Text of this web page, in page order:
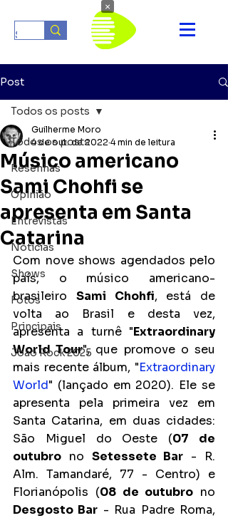
Post
Todos os posts
Resenhas
Opinião
Entrevistas
Notícias
Shows
Fotos
Principais
João Rock 2025
Todos os posts
Músico americano
Sami Chohfi se
apresenta em Santa
Catarina
Guilherme Moro
4 de out. de 2022 4 min de leitura
Com nove shows agendados pelo
país, o músico americano-
brasileiro Sami Chohfi, está de
volta ao Brasil e desta vez,
apresenta a turnê "Extraordinary
World Tour", que promove o seu
mais recente álbum, "Extraordinary
World" (lançado em 2020). Ele se
apresenta pela primeira vez em
Santa Catarina, em duas cidades:
São Miguel do Oeste (07 de
outubro no Setessete Bar - R.
Alm. Tamandaré, 77 - Centro) e
Florianópolis (08 de outubro no
Desgosto Bar - Rua Padre Roma,
×